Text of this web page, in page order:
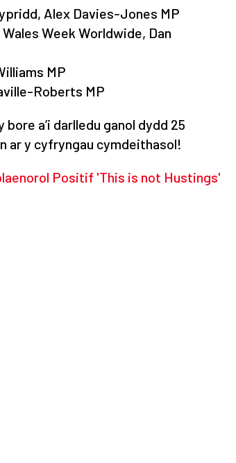
Alex Davies-Jones MP
Week Worldwide, Dan
MP
Roberts MP
a’i darlledu ganol dydd 25
ar y cyfryngau cymdeithasol!
Positif 'This is not Hustings'